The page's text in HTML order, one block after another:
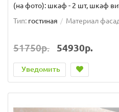
(на фото): шкаф - 2 шт, шкаф
Тип: гостиная Материал
51750р. 54930р.
Уведомить